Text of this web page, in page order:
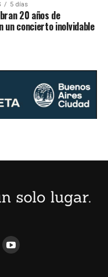
5 días
20 años de
un concierto inolvidable